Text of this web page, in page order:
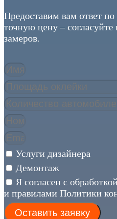
Предоставим вам ответ
точную цену –
замеров.
Услуги дизайнера
Демонтаж
Я согласен с
и правилами Политики
Оставить заявку